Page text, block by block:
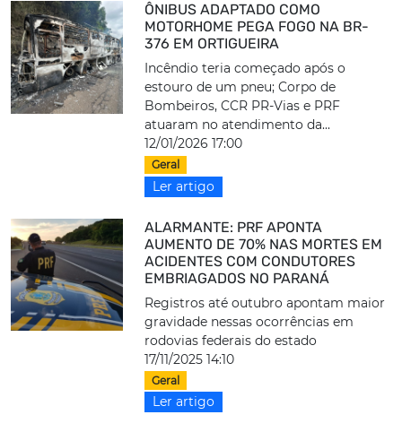
ÔNIBUS ADAPTADO COMO
MOTORHOME PEGA FOGO NA BR-
376 EM ORTIGUEIRA
Incêndio teria começado após o
estouro de um pneu; Corpo de
Bombeiros, CCR PR-Vias e PRF
atuaram no atendimento da...
12/01/2026 17:00
Geral
Ler artigo
ALARMANTE: PRF APONTA
AUMENTO DE 70% NAS MORTES EM
ACIDENTES COM CONDUTORES
EMBRIAGADOS NO PARANÁ
Registros até outubro apontam maior
gravidade nessas ocorrências em
rodovias federais do estado
17/11/2025 14:10
Geral
Ler artigo